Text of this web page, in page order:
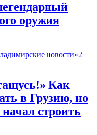
оружия
новости»2
Как
в Грузию, но
строить